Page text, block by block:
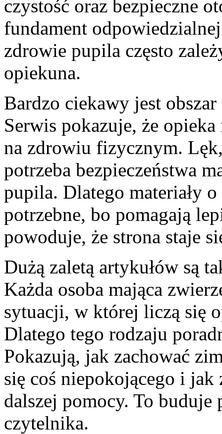
czystość oraz bezpieczne
fundament
zdrowie pupila często
opiekuna.
Bardzo ciekawy jest
Serwis pokazuje, że
na zdrowiu fizycznym.
potrzeba bezpieczeństwa
pupila. Dlatego materiały
potrzebne, bo pomagają
powoduje, że strona staje
Dużą zaletą artykułów są
Każda osoba mająca
sytuacji, w której liczą się
Dlatego tego rodzaju
Pokazują, jak zachować
się coś niepokojącego i jak
dalszej pomocy. To buduje
czytelnika.